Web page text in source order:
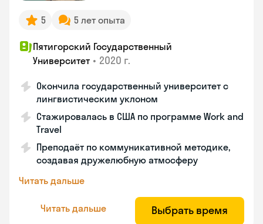
5 5 лет опыта
Пятигорский Государственный
Университет • 2020 г.
Окончила государственный университет с
лингвистическим уклоном
Стажировалась в США по программе Work and
Travel
Преподаёт по коммуникативной методике,
создавая дружелюбную атмосферу
Читать дальше
Читать дальше Выбрать время